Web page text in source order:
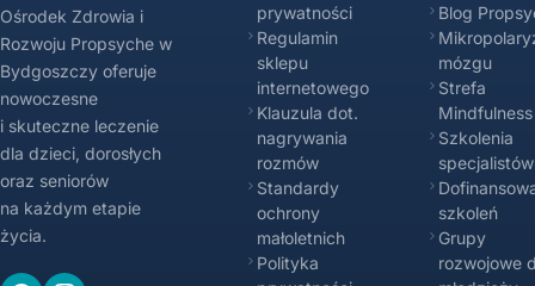
Ośrodek Zdrowia i
Rozwoju Propsyche w
Bydgoszczy oferuje
nowoczesne
i skuteczne leczenie
dla dzieci, dorosłych
oraz seniorów
na każdym etapie
życia.
prywatności
Regulamin
sklepu
internetowego
Klauzula dot.
nagrywania
rozmów
Standardy
ochrony
małoletnich
Polityka
Blog
mózgu
Strefa
Mindfulness
Szkolenia
specjalistów
szkoleń
Grupy
rozwojowe